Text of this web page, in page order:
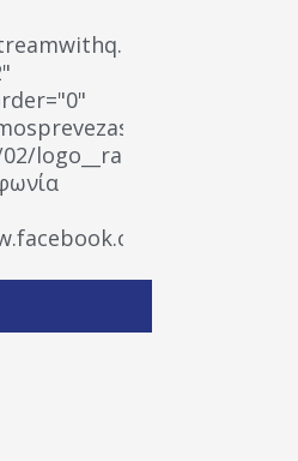
wp-
logo__radiofonias.jpg"
]